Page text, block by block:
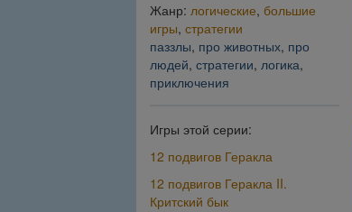
Жанр: логические, большие
игры, стратегии
паззлы, про животных, про
людей, стратегии, логика,
приключения
Игры этой серии:
12 подвигов Геракла
12 подвигов Геракла II.
Критский бык